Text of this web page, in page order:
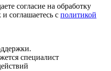
согласие на обработку
соглашаетесь с политикой
специалист